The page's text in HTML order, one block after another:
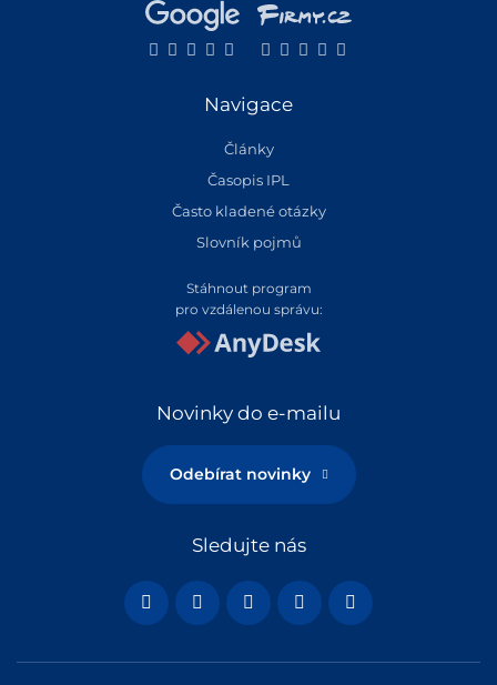
Navigace
Články
Časopis IPL
Často kladené otázky
Slovník pojmů
Stáhnout program
pro vzdálenou správu:
Novinky do e-mailu
Odebírat novinky
Sledujte nás